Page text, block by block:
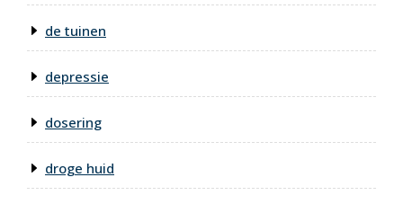
de tuinen
depressie
dosering
droge huid